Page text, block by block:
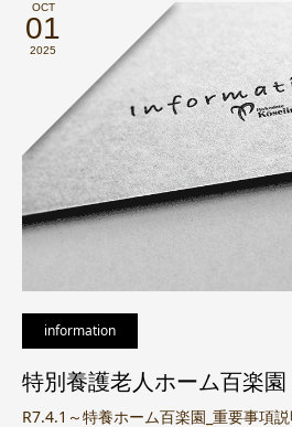
OCT
01
2025
information
特別養護老人ホーム百楽
R7.4.1～特養ホーム百楽園_重要事項